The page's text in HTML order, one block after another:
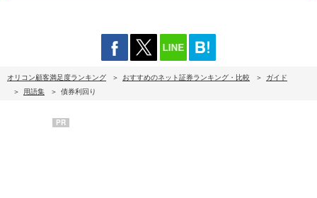
オリコン顧客満足度ランキング おすすめのネット証券ランキング・比較
ガイド
用語集
債券利回り
PR